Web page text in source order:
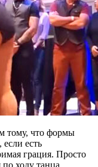
тому, что формы
есть
грация. Просто